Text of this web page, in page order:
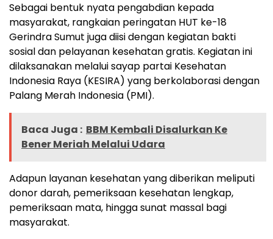
Sebagai bentuk nyata pengabdian kepada
masyarakat, rangkaian peringatan HUT ke-18
Gerindra Sumut juga diisi dengan kegiatan bakti
sosial dan pelayanan kesehatan gratis. Kegiatan ini
dilaksanakan melalui sayap partai Kesehatan
Indonesia Raya (KESIRA) yang berkolaborasi dengan
Palang Merah Indonesia (PMI).
Baca Juga : BBM Kembali Disalurkan Ke
Bener Meriah Melalui Udara
Adapun layanan kesehatan yang diberikan meliputi
donor darah, pemeriksaan kesehatan lengkap,
pemeriksaan mata, hingga sunat massal bagi
masyarakat.